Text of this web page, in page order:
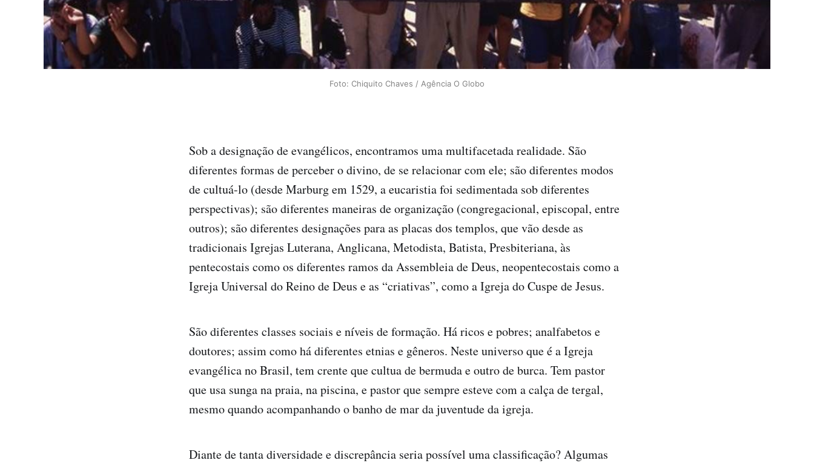
Foto: Chiquito Chaves / Agência O Globo
Sob a designação de evangélicos, encontramos uma multifacetada realidade. São
diferentes formas de perceber o divino, de se relacionar com ele; são diferentes modos
de cultuá-lo (desde Marburg em 1529, a eucaristia foi sedimentada sob diferentes
perspectivas); são diferentes maneiras de organização (congregacional, episcopal, entre
outros); são diferentes designações para as placas dos templos, que vão desde as
tradicionais Igrejas Luterana, Anglicana, Metodista, Batista, Presbiteriana, às
pentecostais como os diferentes ramos da Assembleia de Deus, neopentecostais como a
Igreja Universal do Reino de Deus e as “criativas”, como a Igreja do Cuspe de Jesus.
São diferentes classes sociais e níveis de formação. Há ricos e pobres; analfabetos e
doutores; assim como há diferentes etnias e gêneros. Neste universo que é a Igreja
evangélica no Brasil, tem crente que cultua de bermuda e outro de burca. Tem pastor
que usa sunga na praia, na piscina, e pastor que sempre esteve com a calça de tergal,
mesmo quando acompanhando o banho de mar da juventude da igreja.
Diante de tanta diversidade e discrepância seria possível uma classificação? Algumas